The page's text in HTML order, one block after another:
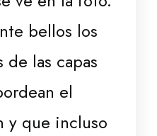
bellos los
de las capas
el
y que incluso